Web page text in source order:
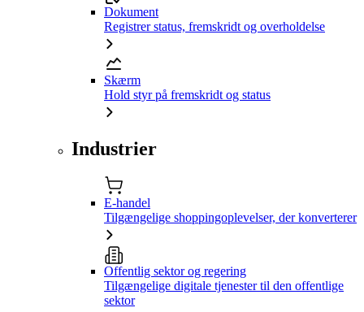
Dokument
Registrer status, fremskridt og overholdelse
Skærm
Hold styr på fremskridt og status
Industrier
E-handel
Tilgængelige shoppingoplevelser, der konverterer
Offentlig sektor og regering
Tilgængelige digitale tjenester til den offentlige
sektor